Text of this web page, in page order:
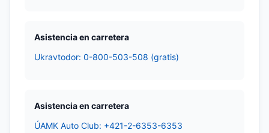
Asistencia en carretera
Ukravtodor: 0-800-503-508 (gratis)
Asistencia en carretera
ÚAMK Auto Club: +421-2-6353-6353